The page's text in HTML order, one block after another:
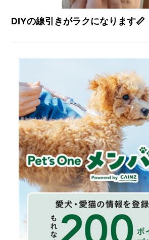
DIYの線引きがラクになります📏